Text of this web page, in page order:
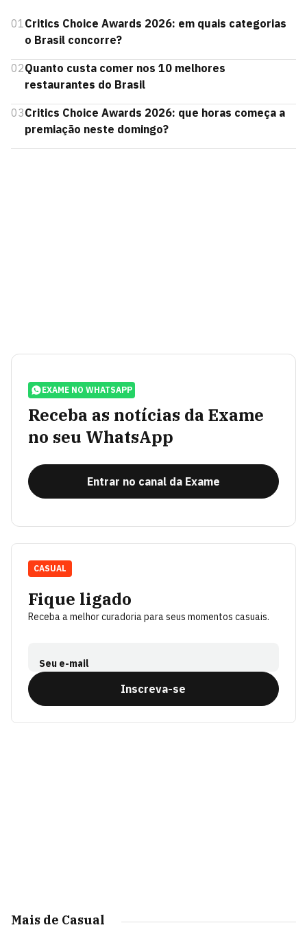
01Critics Choice Awards 2026: em quais categorias
o Brasil concorre?
02Quanto custa comer nos 10 melhores
restaurantes do Brasil
03Critics Choice Awards 2026: que horas começa a
premiação neste domingo?
EXAME NO WHATSAPP
Receba as notícias da Exame
no seu WhatsApp
Entrar no canal da Exame
Fique ligado
Receba a melhor curadoria para seus momentos casuais.
Seu e-mail
Inscreva-se
CASUAL
Mais de Casual